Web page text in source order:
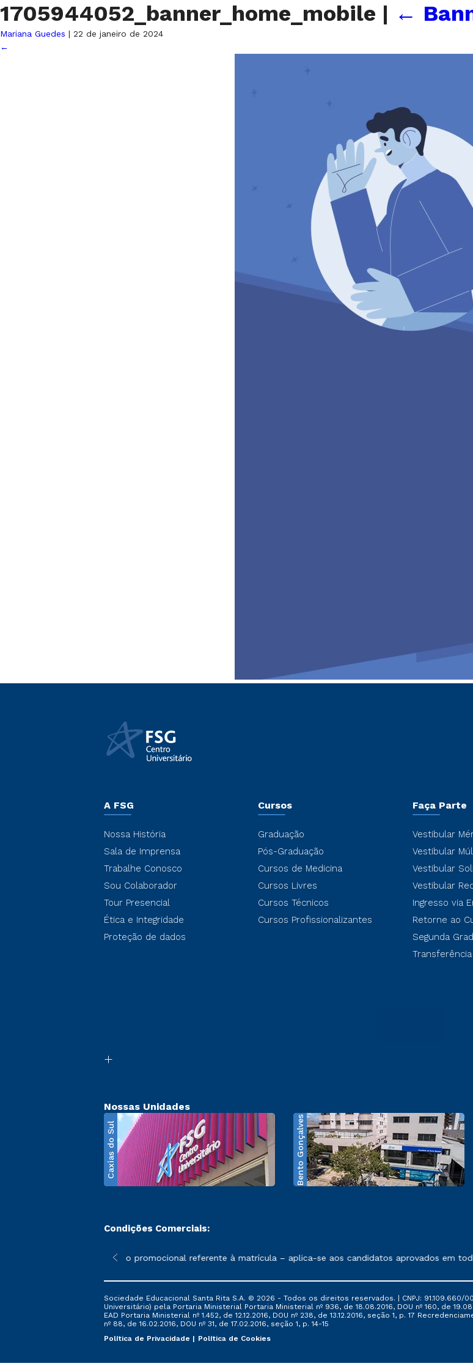
1705944052_banner_home_mobile | ←
Mariana Guedes | 22 de janeiro de 2024
←
A FSG
Nossa História
Sala de Imprensa
Trabalhe Conosco
Sou Colaborador
Tour Presencial
Ética e Integridade
Proteção de dados
Cursos
Graduação
Pós-Graduação
Cursos de Medicina
Cursos Livres
Cursos Técnicos
Cursos Profissionalizantes
Faça Parte
Vestibular
Vestibular
Vestibular
Vestibular
Ingresso via
Retorne ao
Segunda
Transferência
Nossas Unidades
Caxias do Sul Bento Gonçalves
Condições Comerciais:
sofrer alterações nos períodos de rematrícula conforme exposto no contrato de prestação de serviços.
*A condição promocional referente à matrícula – aplica-se aos candidatos aprovados em
Sociedade Educacional Santa Rita S.A. © 2026 - Todos os direitos reservados. | CNPJ: 91.109.660/
Universitário) pela Portaria Ministerial Portaria Ministerial nº 936, de 18.08.2016, DOU nº 160, de
EAD Portaria Ministerial nº 1.452, de 12.12.2016, DOU nº 238, de 13.12.2016, seção 1, p. 17
nº 88, de 16.02.2016, DOU nº 31, de 17.02.2016, seção 1, p. 14-15
Política de Privacidade
Política de Cookies